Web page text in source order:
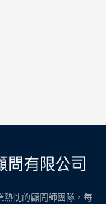
熱忱的顧問師團隊，每